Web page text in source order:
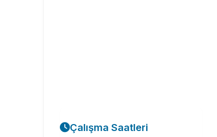
Çalışma Saatleri